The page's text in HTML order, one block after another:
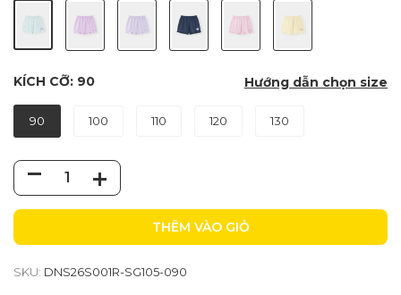
KÍCH CỠ: 90 Hướng dẫn chọn size
90 100 110 120 130
THÊM VÀO GIỎ
SKU: DNS26S001R-SG105-090